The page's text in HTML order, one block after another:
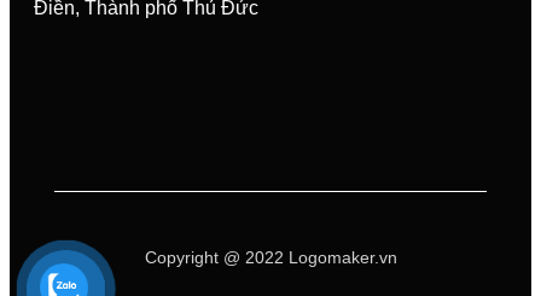
Điền, Thành phố Thủ Đức
Copyright @ 2022 Logomaker.vn